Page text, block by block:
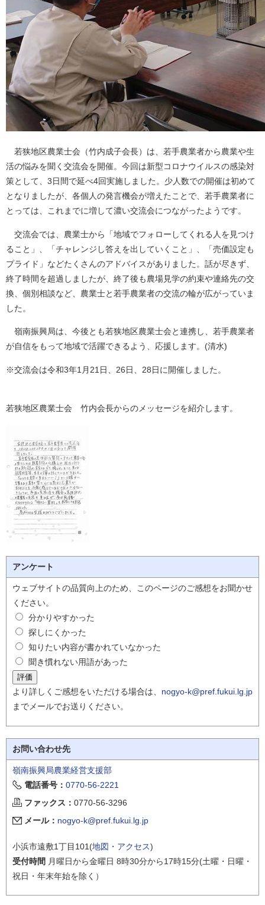
若狭地区農業士会（竹内成子会長）は、若手農業者から農業や生
活の悩みを聞く交流会を開催。今回は新型コロナウイルスの感染対
策として、3日間で延べ4回実施しました。少人数での開催は初めて
となりましたが、各個人の発言機会が増えたことで、若手農業者に
とっては、これまでに増して濃い交流会につながったようです。
交流会では、農業士から「地域でフォローしてくれる人を見つけ
ること」、「チャレンジし答えを出していくこと」、「売価設定も
プライド」などたくさんのアドバイスがありました。話が尽きず、
終了時間を超過しましたが、終了後も農場見学の約束や連絡先の交
換、個別相談など、農業士と若手農業者の交流の輪が広がっていま
した。
嶺南振興局は、今後とも若狭地区農業士会と連携し、若手農業者
が自信をもって地域で活躍できるよう、応援します。(清水)
※交流会は令和3年1月21日、26日、28日に開催しました。
若狭地区農業士会 竹内会長からのメッセージを紹介します。
アンケート
ウェブサイトの品質向上のため、このページのご感想をお聞かせ
ください。
分かりやすかった
探しにくかった
知りたい内容が書かれていなかった
聞き慣れない用語があった
より詳しくご感想をいただける場合は、 nogyo-k@pref.fukui.lg.jp
までメールでお送りください。
お問い合わせ先
嶺南振興局農業経営支援部
電話番号： 0770-56-2221
ファックス： 0770-56-3296
メール： nogyo-k@pref.fukui.lg.jp
小浜市遠敷1丁目101(地図・アクセス)
受付時間 月曜日から金曜日 8時30分から17時15分(土曜・日曜・
祝日・年末年始を除く）